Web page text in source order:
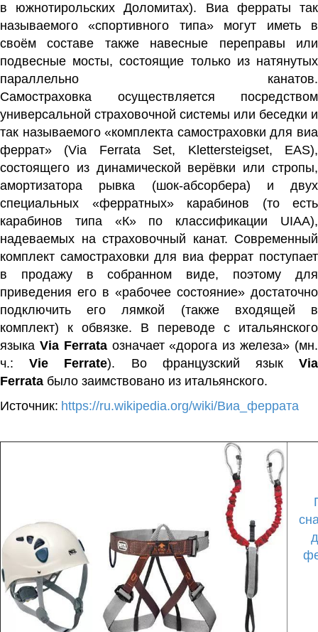
в
южнотирольских
Доломитах). Виа ферраты так
называемого «спортивного типа» могут иметь в
своём составе также навесные переправы или
подвесные мосты, состоящие только из натянутых
параллельно канатов.
Самостраховка
осуществляется посредством
универсальной страховочной системы или беседки и
так называемого «комплекта самостраховки для виа
феррат» (Via Ferrata Set, Klettersteigset, EAS),
состоящего из динамической верёвки или стропы,
амортизатора рывка (шок-абсорбера) и двух
специальных «ферратных»
карабинов
(то есть
карабинов типа «К» по классификации
UIAA),
надеваемых на страховочный канат. Современный
комплект самостраховки для виа феррат поступает
в продажу в собранном виде, поэтому для
приведения его в «рабочее состояние» достаточно
подключить его лямкой (также входящей в
комплект) к обвязке. В переводе с итальянского
языка Via Ferrata означает «дорога из железа» (мн.
ч.:
Vie Ferrate). Во французский язык
Via
Ferrata было заимствовано из итальянского.
Источник: https://ru.wikipedia.org/wiki/Виа_феррата